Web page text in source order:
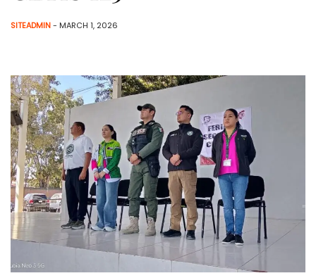
SITEADMIN- MARCH 1, 2026